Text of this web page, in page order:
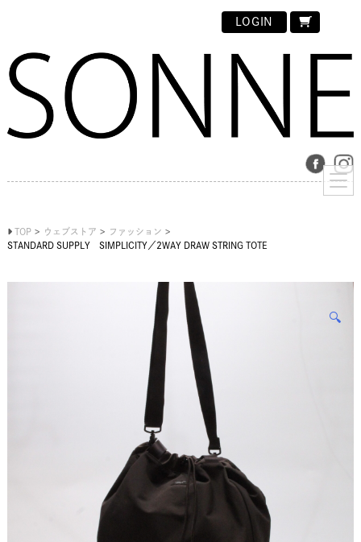
LOGIN
TOP ウェブストア
ファッション
STANDARD SUPPLY SIMPLICITY／2WAY DRAW STRING TOTE
🔍